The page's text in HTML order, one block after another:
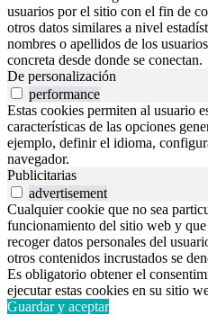
usuarios por el sitio con el fin de
otros datos similares a nivel
nombres o apellidos de los
concreta desde donde se conectan.
De personalización
performance
Estas cookies permiten al usuario
características de las opciones
ejemplo, definir el idioma,
navegador.
Publicitarias
advertisement
Cualquier cookie que no sea
funcionamiento del sitio web y
recoger datos personales del
otros contenidos incrustados se
Es obligatorio obtener el
ejecutar estas cookies en su sitio
Guardar y aceptar